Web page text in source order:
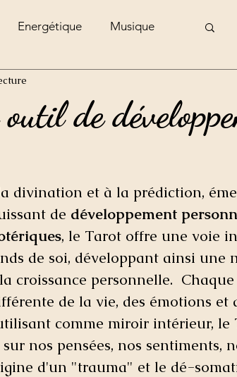
Energétique Musique
de
divination et à la prédiction,
de développement
, le Tarot offre une voie
de soi, développant ainsi une
croissance personnelle.
de la vie, des émotions et
comme miroir intérieur, le
nos pensées, nos sentiments,
d'un "trauma" et le dé-